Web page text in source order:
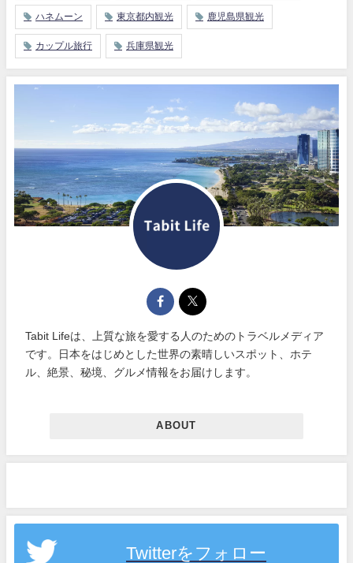
ハネムーン 東京都内観光 鹿児島県観光
カップル旅行 兵庫県観光
Tabit Lifeは、上質な旅を愛する人のためのトラベルメディア
です。日本をはじめとした世界の素晴しいスポット、ホテ
ル、絶景、秘境、グルメ情報をお届けします。
ABOUT
Twitterをフォロー